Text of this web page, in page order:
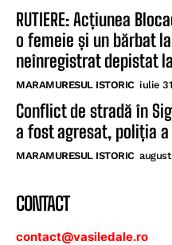
RUTIERE: Acțiunea
o femeie și un bărbat
neînregistrat depistat
MARAMURESUL ISTORIC iulie
Conflict de stradă în
a fost agresat, poliția
MARAMURESUL ISTORIC
CONTACT
contact@vasiledale.ro